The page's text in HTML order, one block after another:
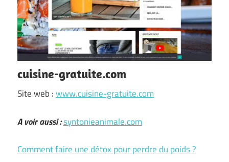
cuisine-gratuite.com
Site web :www.cuisine-gratuite.com
A voir aussi :syntonieanimale.com
Comment faire une détox pour perdre du poids ?